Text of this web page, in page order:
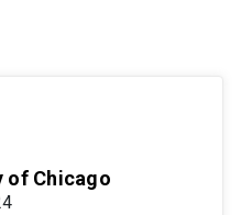
of Chicago